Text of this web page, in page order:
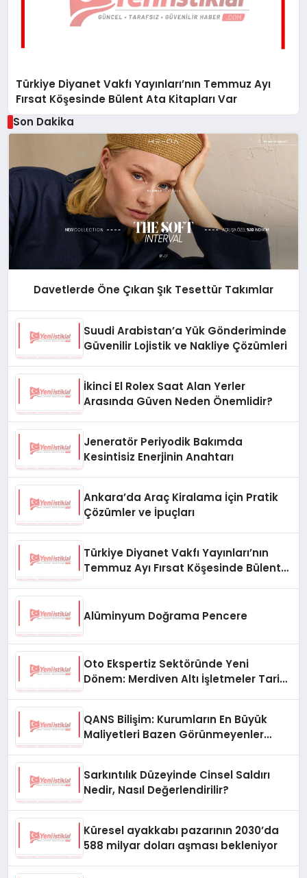
Türkiye Diyanet Vakfı Yayınları’nın Temmuz Ayı
Fırsat Köşesinde Bülent Ata Kitapları Var
Son Dakika
Davetlerde Öne Çıkan Şık Tesettür Takımlar
Suudi Arabistan’a Yük Gönderiminde
Güvenilir Lojistik ve Nakliye Çözümleri
İkinci El Rolex Saat Alan Yerler
Arasında Güven Neden Önemlidir?
Jeneratör Periyodik Bakımda
Kesintisiz Enerjinin Anahtarı
Ankara’da Araç Kiralama İçin Pratik
Çözümler ve İpuçları
Türkiye Diyanet Vakfı Yayınları’nın
Temmuz Ayı Fırsat Köşesinde Bülent
Alüminyum Doğrama Pencere
Oto Ekspertiz Sektöründe Yeni
Dönem: Merdiven Altı İşletmeler Tarih
QANS Bilişim: Kurumların En Büyük
Maliyetleri Bazen Görünmeyenler
Sarkıntılık Düzeyinde Cinsel Saldırı
Nedir, Nasıl Değerlendirilir?
Küresel ayakkabı pazarının 2030’da
588 milyar doları aşması bekleniyor